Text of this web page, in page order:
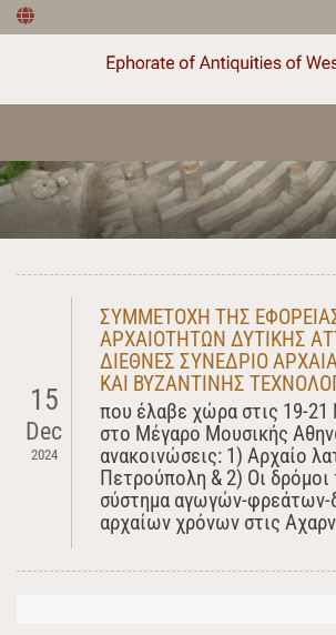
15
Dec
2024
ΣΥΜΜΕΤΟΧΗ ΤΗΣ
ΑΡΧΑΙΟΤΗΤΩΝ ΔΥΤΙΚΗΣ
ΔΙΕΘΝΕΣ ΣΥΝΕΔΡΙΟ
ΚΑΙ ΒΥΖΑΝΤΙΝΗΣ
που έλαβε χώρα στις 19-
στο Μέγαρο Μουσικής
ανακοινώσεις: 1) Αρχαίο
Πετρούπολη & 2) Οι δρόμοι
σύστημα αγωγών-φρεάτων-
αρχαίων χρόνων στις